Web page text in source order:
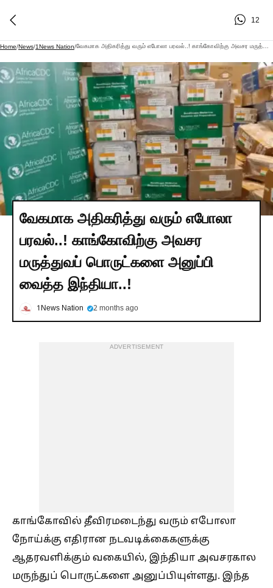
12
Home/News/1News Nation/
வேகமாக அதிகரித்து வரும் எபோலா
பரவல்..! காங்கோவிற்கு அவசர
மருத்துவப் பொருட்களை அனுப்பி
வைத்த இந்தியா..!
1News Nation 2 months ago
ADVERTISEMENT
காங்கோவில் தீவிரமடைந்து வரும் எபோலா
நோய்க்கு எதிரான நடவடிக்கைகளுக்கு
ஆதரவளிக்கும் வகையில், இந்தியா அவசரகால
மருந்துப் பொருட்களை அனுப்பியுள்ளது. இந்த